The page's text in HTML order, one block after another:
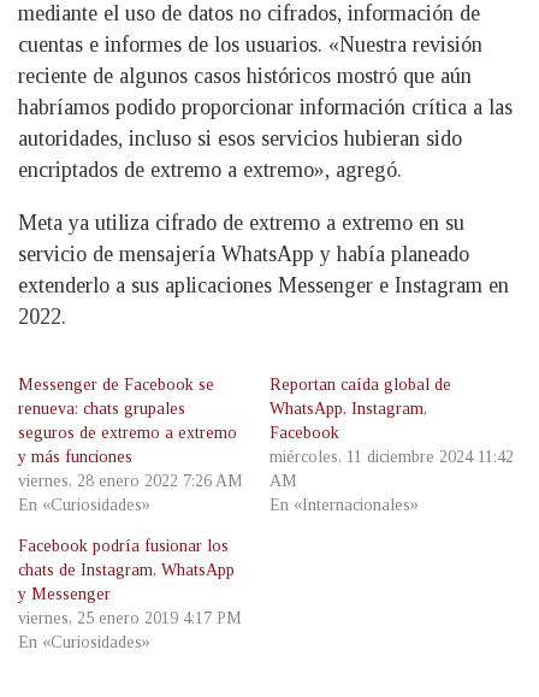
mediante el uso de datos no cifrados, información de
cuentas e informes de los usuarios. «Nuestra revisión
reciente de algunos casos históricos mostró que aún
habríamos podido proporcionar información crítica a las
autoridades, incluso si esos servicios hubieran sido
encriptados de extremo a extremo», agregó.
Meta ya utiliza cifrado de extremo a extremo en su
servicio de mensajería WhatsApp y había planeado
extenderlo a sus aplicaciones Messenger e Instagram en
2022.
Messenger de Facebook se
renueva: chats grupales
seguros de extremo a extremo
y más funciones
viernes, 28 enero 2022 7:26 AM
En «Curiosidades»
Reportan caída global de
WhatsApp, Instagram,
Facebook
miércoles, 11 diciembre 2024 11:42
AM
En «Internacionales»
Facebook podría fusionar los
chats de Instagram, WhatsApp
y Messenger
viernes, 25 enero 2019 4:17 PM
En «Curiosidades»